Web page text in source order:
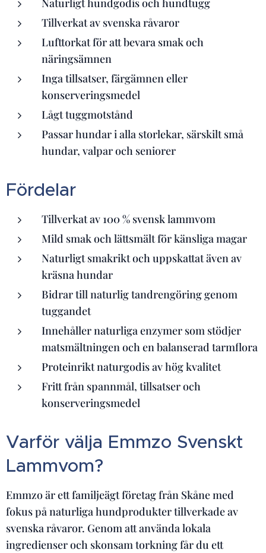
Naturligt hundgodis och hundtugg
Tillverkat av svenska råvaror
Lufttorkat för att bevara smak och
näringsämnen
Inga tillsatser, färgämnen eller
konserveringsmedel
Lågt tuggmotstånd
Passar hundar i alla storlekar, särskilt små
hundar, valpar och seniorer
Fördelar
Tillverkat av 100 % svensk lammvom
Mild smak och lättsmält för känsliga magar
Naturligt smakrikt och uppskattat även av
kräsna hundar
Bidrar till naturlig tandrengöring genom
tuggandet
Innehåller naturliga enzymer som stödjer
matsmältningen och en balanserad tarmflora
Proteinrikt naturgodis av hög kvalitet
Fritt från spannmål, tillsatser och
konserveringsmedel
Varför välja Emmzo Svenskt
Lammvom?
Emmzo är ett familjeägt företag från Skåne med
fokus på naturliga hundprodukter tillverkade av
svenska råvaror. Genom att använda lokala
ingredienser och skonsam torkning får du ett